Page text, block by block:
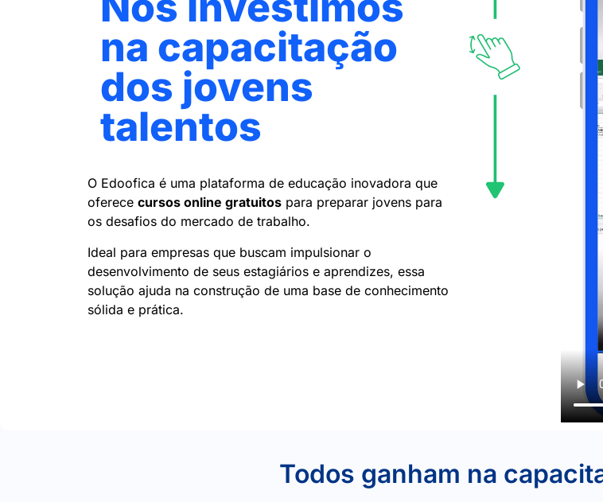
na capacitação
dos jovens
talentos
O Edoofica é uma plataforma de educação inovadora que
oferece cursos online gratuitos para preparar jovens para
os desafios do mercado de trabalho.
Ideal para empresas que buscam impulsionar o
desenvolvimento de seus estagiários e aprendizes, essa
solução ajuda na construção de uma base de conhecimento
sólida e prática.
Todos ganham na